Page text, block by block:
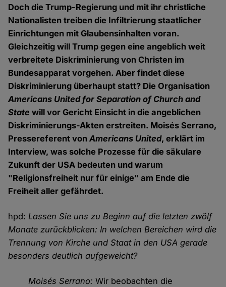
Doch die Trump-Regierung und mit ihr christliche
Nationalisten treiben die Infiltrierung staatlicher
Einrichtungen mit Glaubensinhalten voran.
Gleichzeitig will Trump gegen eine angeblich weit
verbreitete Diskriminierung von Christen im
Bundesapparat vorgehen. Aber findet diese
Diskriminierung überhaupt statt? Die Organisation
Americans United for Separation of Church and
State will vor Gericht Einsicht in die angeblichen
Diskriminierungs-Akten erstreiten. Moisés Serrano,
Pressereferent vonAmericans United, erklärt im
Interview, was solche Prozesse für die säkulare
Zukunft der USA bedeuten und warum
"Religionsfreiheit nur für einige" am Ende die
Freiheit aller gefährdet.
hpd: Lassen Sie uns zu Beginn auf die letzten zwölf
Monate zurückblicken: In welchen Bereichen wird die
Trennung von Kirche und Staat in den USA gerade
besonders deutlich aufgeweicht?
Moisés Serrano: Wir beobachten die